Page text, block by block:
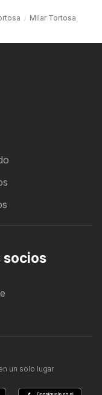
Milar Tortosa
socios
un solo lugar